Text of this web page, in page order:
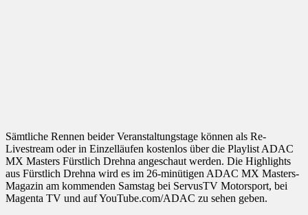
Sämtliche Rennen beider Veranstaltungstage können als Re-
Livestream oder in Einzelläufen kostenlos über die Playlist ADAC
MX Masters Fürstlich Drehna angeschaut werden. Die Highlights
aus Fürstlich Drehna wird es im 26-minütigen ADAC MX Masters-
Magazin am kommenden Samstag bei ServusTV Motorsport, bei
Magenta TV und auf YouTube.com/ADAC zu sehen geben.